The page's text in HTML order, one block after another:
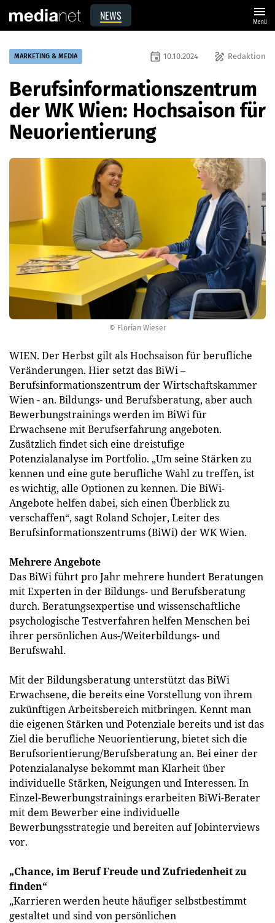
NEWS menu
Menü
© Florian Wieser
MARKETING & MEDIA draw Redaktion
event 10.10.2024
Berufsinformationszentrum
der WK Wien: Hochsaison für
Neuorientierung
WIEN. Der Herbst gilt als Hochsaison für berufliche
Veränderungen. Hier setzt das BiWi –
Berufsinformationszentrum der Wirtschaftskammer
Wien - an. Bildungs- und Berufsberatung, aber auch
Bewerbungstrainings werden im BiWi für
Erwachsene mit Berufserfahrung angeboten.
Zusätzlich findet sich eine dreistufige
Potenzialanalyse im Portfolio. „Um seine Stärken zu
kennen und eine gute berufliche Wahl zu treffen, ist
es wichtig, alle Optionen zu kennen. Die BiWi-
Angebote helfen dabei, sich einen Überblick zu
verschaffen“, sagt Roland Schojer, Leiter des
Berufsinformationszentrums (BiWi) der WK Wien.
Mehrere Angebote
Das BiWi führt pro Jahr mehrere hundert Beratungen
mit Experten in der Bildungs- und Berufsberatung
durch. Beratungsexpertise und wissenschaftliche
psychologische Testverfahren helfen Menschen bei
ihrer persönlichen Aus-/Weiterbildungs- und
Berufswahl.
Mit der Bildungsberatung unterstützt das BiWi
Erwachsene, die bereits eine Vorstellung von ihrem
zukünftigen Arbeitsbereich mitbringen. Kennt man
die eigenen Stärken und Potenziale bereits und ist das
Ziel die berufliche Neuorientierung, bietet sich die
Berufsorientierung/Berufsberatung an. Bei einer der
Potenzialanalyse bekommt man Klarheit über
individuelle Stärken, Neigungen und Interessen. In
Einzel-Bewerbungstrainings erarbeiten BiWi-Berater
mit dem Bewerber eine individuelle
Bewerbungsstrategie und bereiten auf Jobinterviews
vor.
„Chance, im Beruf Freude und Zufriedenheit zu
finden“
„Karrieren werden heute häufiger selbstbestimmt
gestaltet und sind von persönlichen